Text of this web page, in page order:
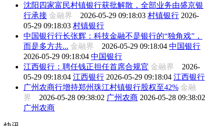
沈阳四家富民村镇银行获批解散，全部业务由盛京银
行承接 金融界 2026-05-29 09:18:03 村镇银行 2026-
05-29 09:18:03 村镇银行
中国银行行长张辉：科技金融不是银行的“独角戏”，
而是多方共... 金融界 2026-05-29 09:18:04 中国银行
2026-05-29 09:18:04 中国银行
江西银行：聘任钱正担任首席合规官 金融界 2026-
05-29 09:18:04 江西银行 2026-05-29 09:18:04 江西银行
广州农商行增持郑州珠江村镇银行股权至42% 金融
界 2026-05-28 09:38:02 广州农商 2026-05-28 09:38:02
广州农商